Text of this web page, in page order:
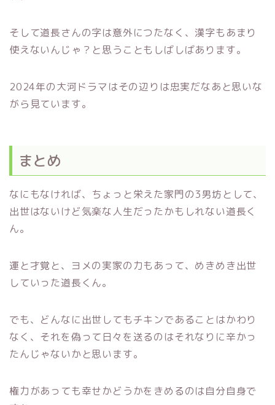
そして道長さんの字は意外につたなく、漢字もあまり
使えないんじゃ？と思うこともしばしばあります。
2024年の大河ドラマはその辺りは忠実だなあと思いな
がら見ています。
まとめ
なにもなければ、ちょっと栄えた家門の3男坊として、
出世はないけど気楽な人生だったかもしれない道長く
ん。
運と才覚と、ヨメの実家の力もあって、めきめき出世
していった道長くん。
でも、どんなに出世してもチキンであることはかわり
なく、それを偽って日々を送るのはそれなりに辛かっ
たんじゃないかと思います。
権力があっても幸せかどうかをきめるのは自分自身で